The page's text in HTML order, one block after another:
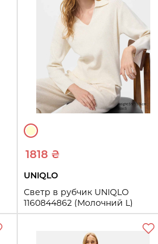
1818 ₴
UNIQLO
Светр в рубчик UNIQLO
1160844862 (Молочний L)